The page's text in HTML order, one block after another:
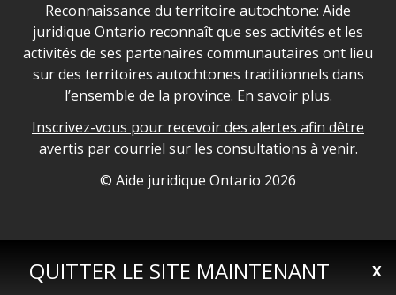
QUITTER LE SITE MAINTENANT X
Legal Aid Ontario land acknowledgement
Reconnaissance du territoire autochtone: Aide
juridique Ontario reconnaît que ses activités et les
activités de ses partenaires communautaires ont lieu
sur des territoires autochtones traditionnels dans
l’ensemble de la province. En savoir plus.
Inscrivez-vous pour recevoir des alertes afin dêtre
avertis par courriel sur les consultations à venir.
Legal Aid Ontario copyright information
© Aide juridique Ontario 2026